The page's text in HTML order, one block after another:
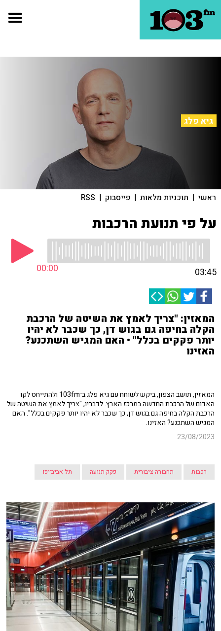
גיא פלג
ראשי | תוכניות מלאות | פייסבוק |
RSS
על פי תנועת הרכבות
00:00 03:45
המאזין: "צריך לאמץ את השיטה של הרכבת
הקלה בחיפה גם בגוש דן, כך שכבר לא יהיו
יותר פקקים בכלל" • האם המגיש השתכנע?
האזינו
המאזין, תושב הצפון, ביקש לשוחח עם גיא פלג ב־103fm ולהתייחס לקו
האדום של הרכבת החדשה במרכז הארץ. לדבריו, "צריך לאמץ את השיטה של
הרכבת הקלה בחיפה גם בגוש דן, כך שכבר לא יהיו יותר פקקים בכלל". האם
המגיש השתכנע? האזינו.
23/08/2023
רכבות תחבורה ציבורית פקק תנועה תל אביב־יפו